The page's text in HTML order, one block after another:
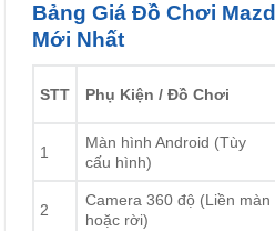
Bảng Giá Đồ Chơi
Mới Nhất
STT Phụ Kiện / Đồ Chơi
1
Màn hình Android (Tùy
cấu hình)
2
Camera 360 độ (Liền màn
hoặc rời)